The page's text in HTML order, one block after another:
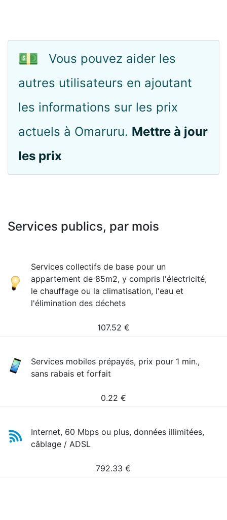
💵
Vous pouvez aider les
autres utilisateurs en ajoutant
les informations sur les prix
actuels à Omaruru. Mettre à jour
les prix
Services publics, par mois
Services collectifs de base pour un
appartement de 85m2, y compris l'électricité,
le chauffage ou la climatisation, l'eau et
l'élimination des déchets
107.52 €
Services mobiles prépayés, prix pour 1 min.,
sans rabais et forfait
0.22 €
Internet, 60 Mbps ou plus, données illimitées,
câblage / ADSL
792.33 €